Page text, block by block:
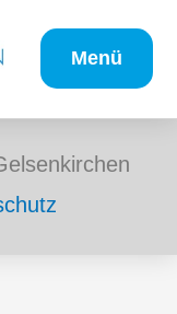
Menü